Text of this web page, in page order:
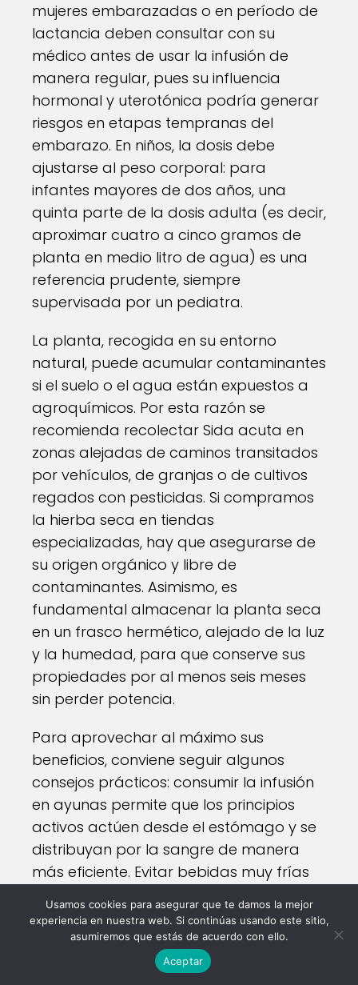
mujeres embarazadas o en período de
lactancia deben consultar con su
médico antes de usar la infusión de
manera regular, pues su influencia
hormonal y uterotónica podría generar
riesgos en etapas tempranas del
embarazo. En niños, la dosis debe
ajustarse al peso corporal: para
infantes mayores de dos años, una
quinta parte de la dosis adulta (es decir,
aproximar cuatro a cinco gramos de
planta en medio litro de agua) es una
referencia prudente, siempre
supervisada por un pediatra.
La planta, recogida en su entorno
natural, puede acumular contaminantes
si el suelo o el agua están expuestos a
agroquímicos. Por esta razón se
recomienda recolectar Sida acuta en
zonas alejadas de caminos transitados
por vehículos, de granjas o de cultivos
regados con pesticidas. Si compramos
la hierba seca en tiendas
especializadas, hay que asegurarse de
su origen orgánico y libre de
contaminantes. Asimismo, es
fundamental almacenar la planta seca
en un frasco hermético, alejado de la luz
y la humedad, para que conserve sus
propiedades por al menos seis meses
sin perder potencia.
Para aprovechar al máximo sus
beneficios, conviene seguir algunos
consejos prácticos: consumir la infusión
en ayunas permite que los principios
activos actúen desde el estómago y se
distribuyan por la sangre de manera
más eficiente. Evitar bebidas muy frías
contrarrestar el efecto antiinflamatorio.
Mantener una rutina constante de
preparación: no es necesario una
Usamos cookies para asegurar que te damos la mejor
experiencia en nuestra web. Si continúas usando este sitio,
asumiremos que estás de acuerdo con ello.
Aceptar